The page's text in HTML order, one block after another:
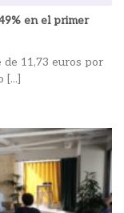
en el primer
de 11,73 euros por
[...]